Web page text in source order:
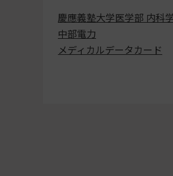
慶應義塾大学医学部 内科
中部電力
メディカルデータカード